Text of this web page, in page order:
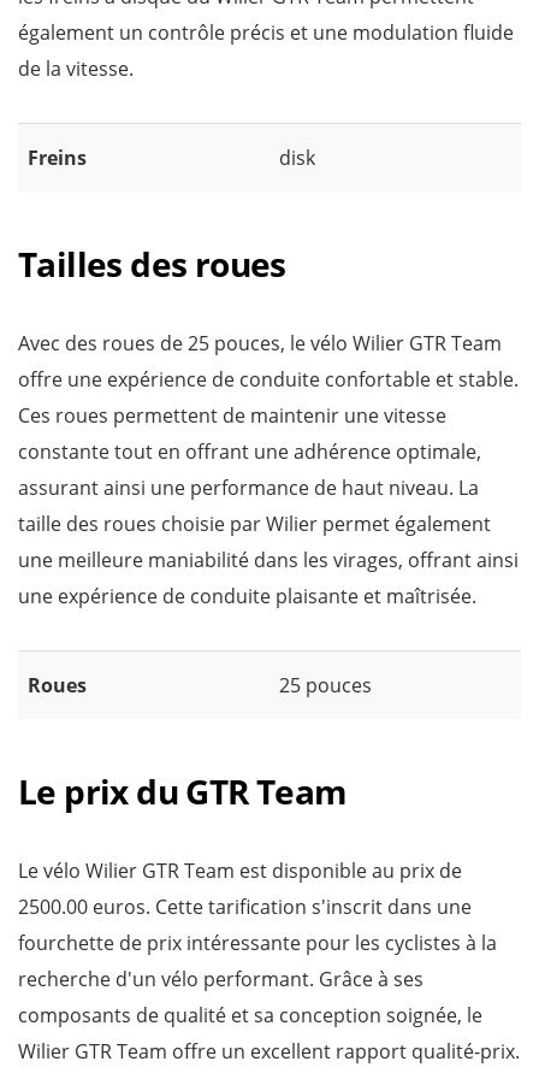
également un contrôle précis et une modulation fluide
de la vitesse.
Freins disk
Tailles des roues
Avec des roues de 25 pouces, le vélo Wilier GTR Team
offre une expérience de conduite confortable et stable.
Ces roues permettent de maintenir une vitesse
constante tout en offrant une adhérence optimale,
assurant ainsi une performance de haut niveau. La
taille des roues choisie par Wilier permet également
une meilleure maniabilité dans les virages, offrant ainsi
une expérience de conduite plaisante et maîtrisée.
Roues 25 pouces
Le prix du GTR Team
Le vélo Wilier GTR Team est disponible au prix de
2500.00 euros. Cette tarification s'inscrit dans une
fourchette de prix intéressante pour les cyclistes à la
recherche d'un vélo performant. Grâce à ses
composants de qualité et sa conception soignée, le
Wilier GTR Team offre un excellent rapport qualité-prix.